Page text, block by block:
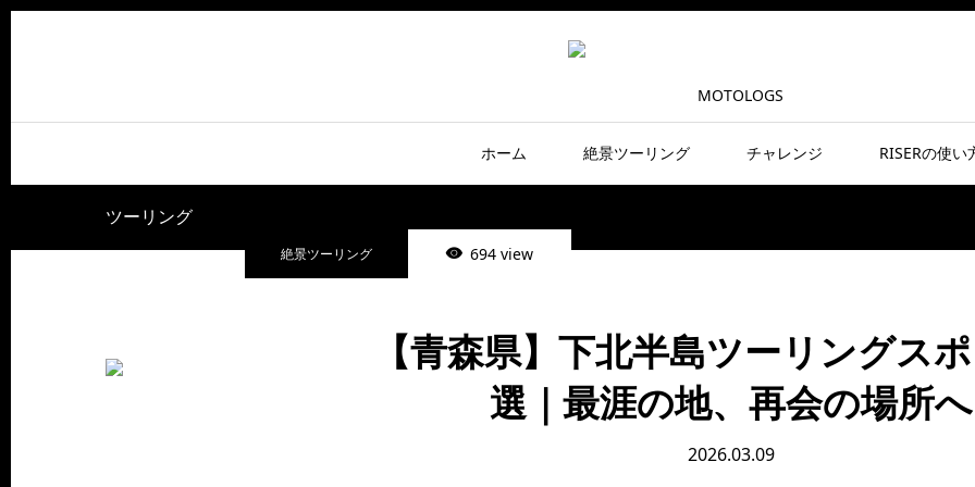
ホーム 絶景ツーリング チャレンジ RISERの使い
ツーリング
絶景ツーリング
694 view
【青森県】下北半島ツーリングス
選｜最涯の地、再会の場所へ
2026.03.09